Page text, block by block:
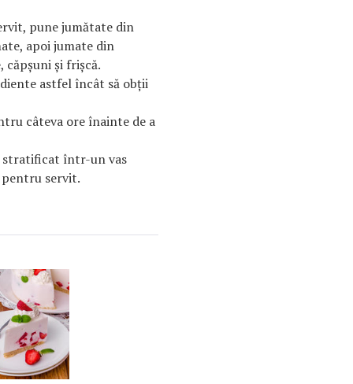
pune jumătate din
apoi jumate din
căpşuni şi frişcă.
astfel încât să obţii
câteva ore înainte de a
stratificat într-un vas
servit.